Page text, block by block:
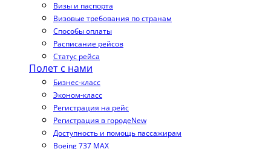
Визы и паспорта
Визовые требования по странам
Способы оплаты
Расписание рейсов
Статус рейса
Полет с нами
Бизнес-класс
Эконом-класс
Регистрация на рейс
Регистрация в городеNew
Доступность и помощь пассажирам
Boeing 737 MAX